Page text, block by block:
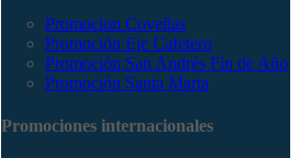
Promocion Coveñas
Promoción Eje Cafetero
Promoción San Andrés Fin de Año
Promoción Santa Marta
Promociones internacionales